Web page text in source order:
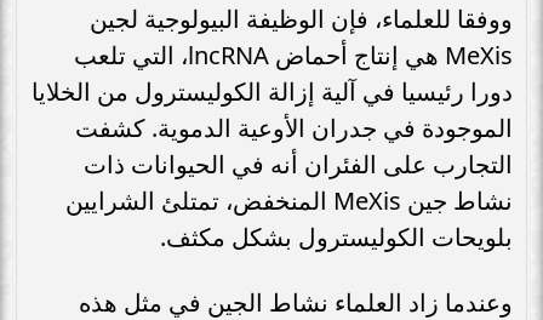
ووفقا للعلماء، فإن الوظيفة البيولوجية لجين
MeXis هي إنتاج أحماض lncRNA، التي تلعب
دورا رئيسيا في آلية إزالة الكوليسترول من الخلايا
الموجودة في جدران الأوعية الدموية. كشفت
التجارب على الفئران أنه في الحيوانات ذات
نشاط جين MeXis المنخفض، تمتلئ الشرايين
بلويحات الكوليسترول بشكل مكثف.
وعندما زاد العلماء نشاط الجين في مثل هذه